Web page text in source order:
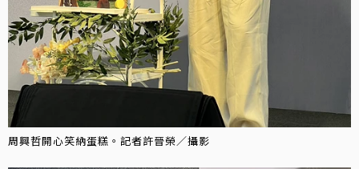
周興哲開心笑納蛋糕。記者許晉榮／攝影